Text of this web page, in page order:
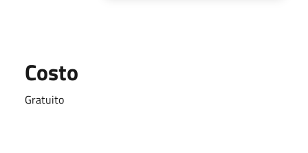
Costo
Gratuito